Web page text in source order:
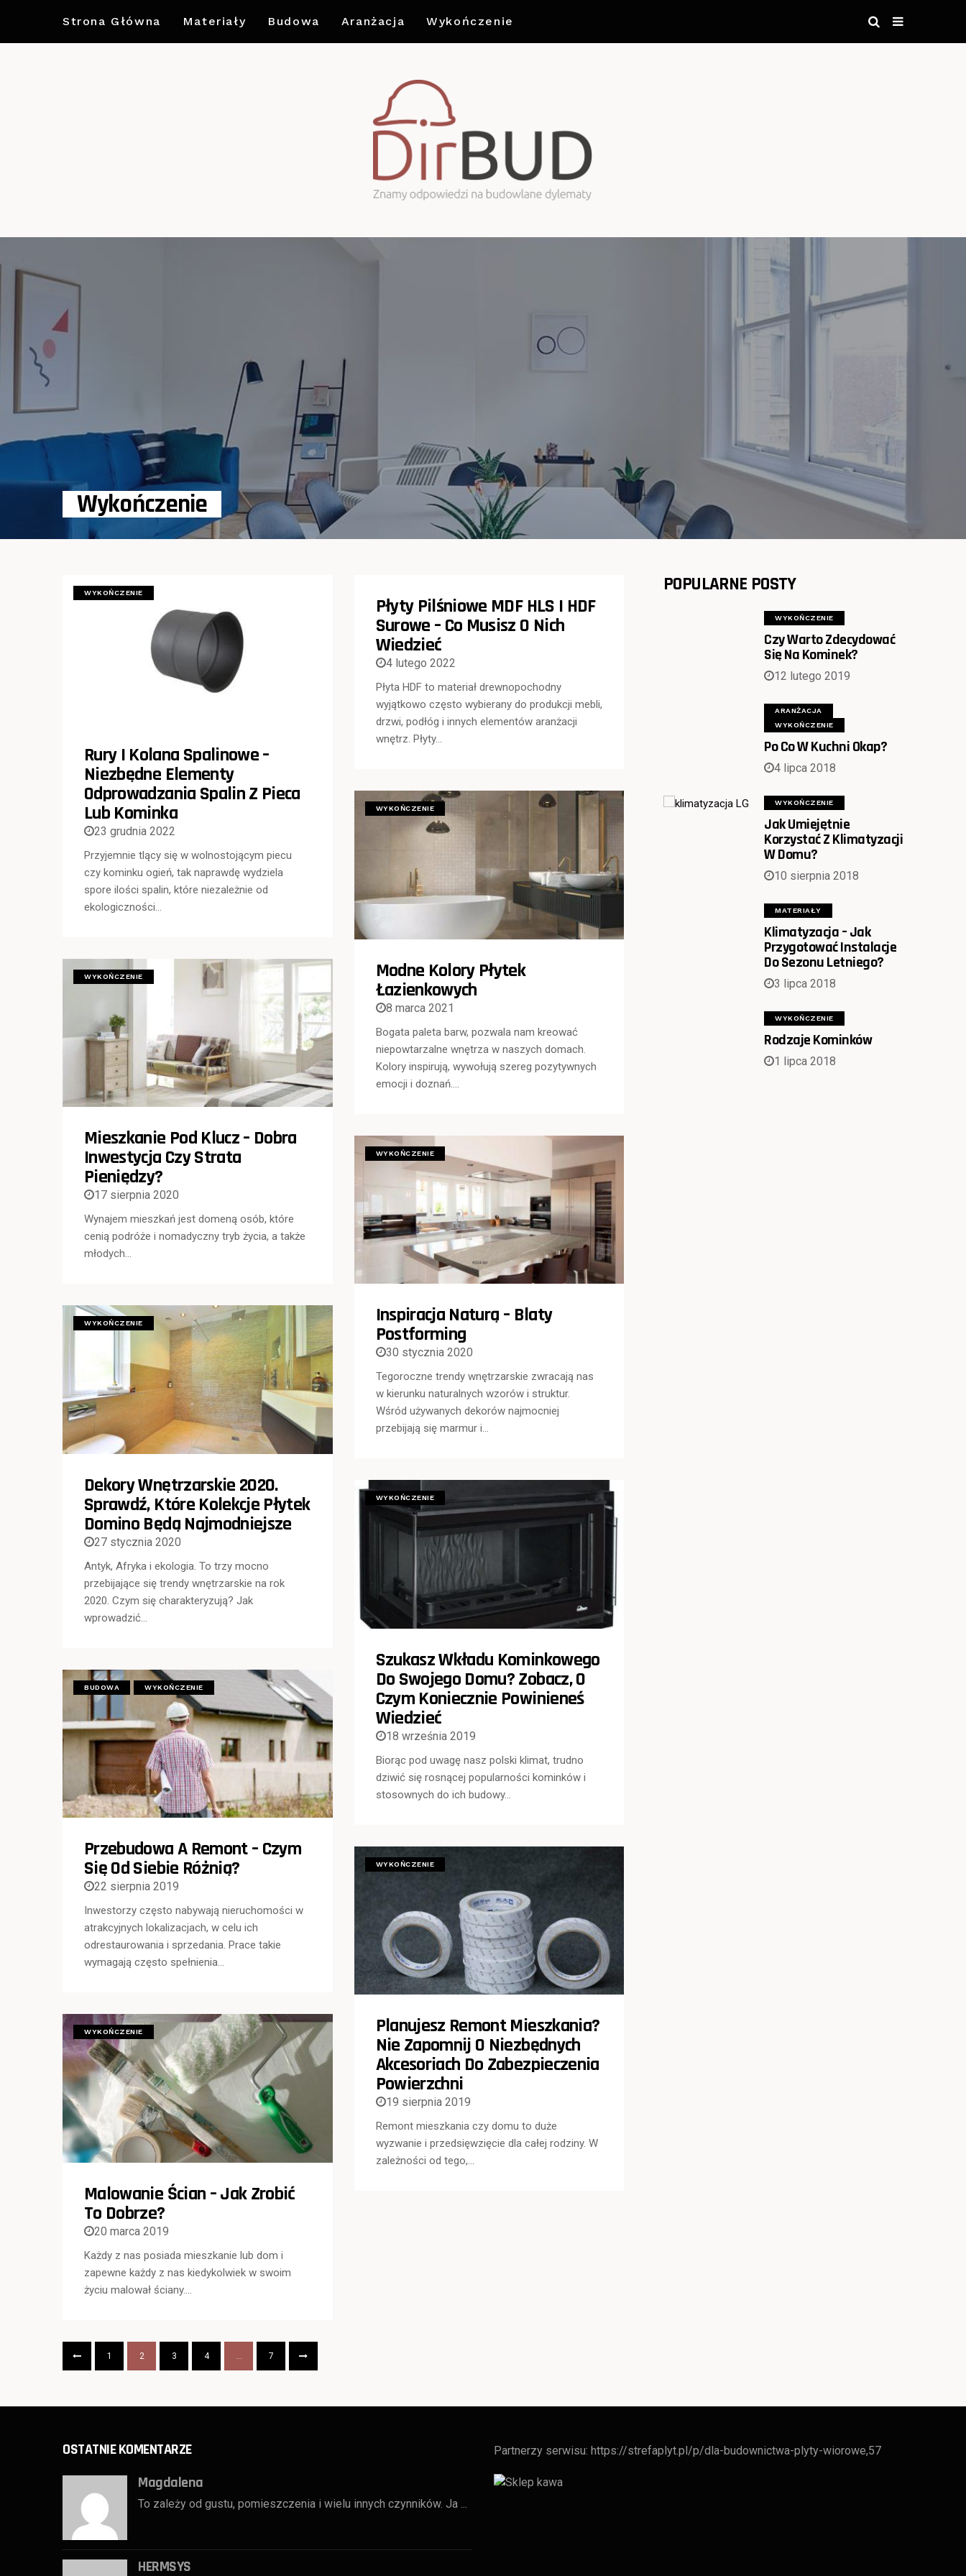
Strona Główna Materiały Budowa Aranżacja Wykończenie
Wykończenie
WYKOŃCZENIE
Rury I Kolana Spalinowe –
Niezbędne Elementy
Odprowadzania Spalin Z Pieca
Lub Kominka
23 grudnia 2022
Przyjemnie tlący się w wolnostojącym piecu
czy kominku ogień, tak naprawdę wydziela
spore ilości spalin, które niezależnie od
ekologiczności…
Płyty Pilśniowe MDF HLS I HDF
Surowe – Co Musisz O Nich
Wiedzieć
4 lutego 2022
Płyta HDF to materiał drewnopochodny
wyjątkowo często wybierany do produkcji mebli,
drzwi, podłóg i innych elementów aranżacji
wnętrz. Płyty…
WYKOŃCZENIE
Modne Kolory Płytek
Łazienkowych
8 marca 2021
Bogata paleta barw, pozwala nam kreować
niepowtarzalne wnętrza w naszych domach.
Kolory inspirują, wywołują szereg pozytywnych
emocji i doznań….
WYKOŃCZENIE
Mieszkanie Pod Klucz – Dobra
Inwestycja Czy Strata
Pieniędzy?
17 sierpnia 2020
Wynajem mieszkań jest domeną osób, które
cenią podróże i nomadyczny tryb życia, a także
młodych…
WYKOŃCZENIE
Inspiracja Naturą – Blaty
Postforming
30 stycznia 2020
Tegoroczne trendy wnętrzarskie zwracają nas
w kierunku naturalnych wzorów i struktur.
Wśród używanych dekorów najmocniej
przebijają się marmur i…
WYKOŃCZENIE
Dekory Wnętrzarskie 2020.
Sprawdź, Które Kolekcje Płytek
Domino Będą Najmodniejsze
27 stycznia 2020
Antyk, Afryka i ekologia. To trzy mocno
przebijające się trendy wnętrzarskie na rok
2020. Czym się charakteryzują? Jak
wprowadzić…
WYKOŃCZENIE
Szukasz Wkładu Kominkowego
Do Swojego Domu? Zobacz, O
Czym Koniecznie Powinieneś
Wiedzieć
18 września 2019
Biorąc pod uwagę nasz polski klimat, trudno
dziwić się rosnącej popularności kominków i
stosownych do ich budowy…
BUDOWA WYKOŃCZENIE
Przebudowa A Remont – Czym
Się Od Siebie Różnią?
22 sierpnia 2019
Inwestorzy często nabywają nieruchomości w
atrakcyjnych lokalizacjach, w celu ich
odrestaurowania i sprzedania. Prace takie
wymagają często spełnienia…
WYKOŃCZENIE
Planujesz Remont Mieszkania?
Nie Zapomnij O Niezbędnych
Akcesoriach Do Zabezpieczenia
Powierzchni
19 sierpnia 2019
Remont mieszkania czy domu to duże
wyzwanie i przedsięwzięcie dla całej rodziny. W
zależności od tego,…
WYKOŃCZENIE
Malowanie Ścian – Jak Zrobić
To Dobrze?
20 marca 2019
Każdy z nas posiada mieszkanie lub dom i
zapewne każdy z nas kiedykolwiek w swoim
życiu malował ściany….
1 2 3 4 7
POPULARNE POSTY
WYKOŃCZENIE
Czy Warto Zdecydować
Się Na Kominek?
12 lutego 2019
ARANŻACJA
WYKOŃCZENIE
Po Co W Kuchni Okap?
4 lipca 2018
WYKOŃCZENIE
Jak Umiejętnie
Korzystać Z Klimatyzacji
W Domu?
10 sierpnia 2018
MATERIAŁY
Klimatyzacja – Jak
Przygotować Instalacje
Do Sezonu Letniego?
3 lipca 2018
WYKOŃCZENIE
Rodzaje Kominków
1 lipca 2018
OSTATNIE KOMENTARZE
Magdalena
To zależy od gustu, pomieszczenia i wielu innych czynników. Ja ...
HERMSYS
Partnerzy serwisu: https://strefaplyt.pl/p/dla-budownictwa-plyty-wiorowe,57